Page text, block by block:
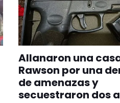
Allanaron una
Rawson por una
de amenazas y
secuestraron dos